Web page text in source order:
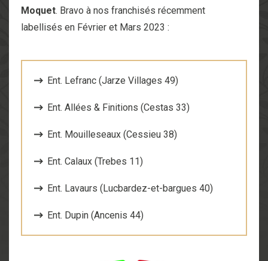
Moquet. Bravo à nos franchisés récemment
labellisés en Février et Mars 2023 :
Ent. Lefranc (Jarze Villages 49)
Ent. Allées & Finitions (Cestas 33)
Ent. Mouilleseaux (Cessieu 38)
Ent. Calaux (Trebes 11)
Ent. Lavaurs (Lucbardez-et-bargues 40)
Ent. Dupin (Ancenis 44)